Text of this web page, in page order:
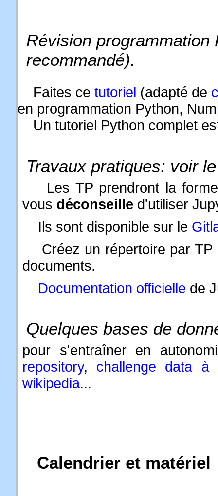
Révision programmation
recommandé).
Faites ce tutoriel (adapté de
en programmation Python,
Un tutoriel Python complet
Travaux pratiques: voir
Les TP prendront la forme
vous déconseille d'utiliser
Ils sont disponible sur le
Créez un répertoire par TP
documents.
Documentation officielle de
Quelques bases de
pour s'entraîner en
repository, challenge data à
wikipedia...
Calendrier et matériel